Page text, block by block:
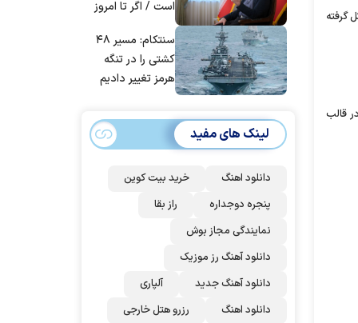
گرفته
قالب
است / اگر تا امروز
مردم ایران استسنتکام: مسیر ۴۸
کشتی را در تنگه
هرمز تغییر دادیم
لینک های مفید
دانلود اهنگ
خرید بیت کوین
پنجره دوجداره
راز بقا
نمایندگی مجاز بوش
دانلود آهنگ رز‌ موزیک
دانلود آهنگ جدید
آلپاری
دانلود اهنگ
رزرو هتل خارجی